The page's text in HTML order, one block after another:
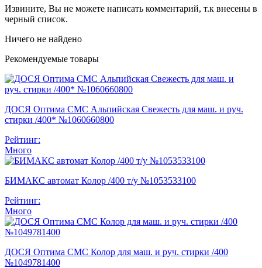
Извините, Вы не можете написать комментарий, т.к внесены в
черный список.
Ничего не найдено
Рекомендуемые товары
ДОСЯ Оптима СМС Альпийская Свежесть для маш. и руч.
стирки /400* №1060660800
Рейтинг:
Много
БИМАКС автомат Колор /400 т/у №1053533100
Рейтинг:
Много
ДОСЯ Оптима СМС Колор для маш. и руч. стирки /400
№1049781400